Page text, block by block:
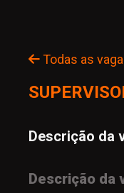
Todas as
Descrição da
Descrição da